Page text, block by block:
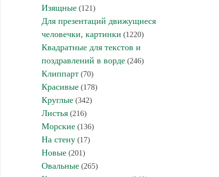
Изящные(121)
Для презентаций движущиеся
человечки, картинки (1220)
Квадратные для текстов и
поздравлений в ворде(246)
Клиппарт(70)
Красивые(178)
Круглые(342)
Листья(216)
Морские(136)
На стену(17)
Новые(201)
Овальные(265)